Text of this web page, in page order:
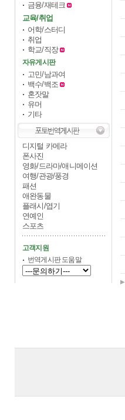
금융/재테크
교육/취업
어학/스터디
취업
학교/직장
자유게시판
고민/남과여
백수/백조
혼잣말
유머
기타
디지털 카메라
폰사진
영화/드라마/애니메이션
여행/관광/풍경
패션
애완동물
플래시/엽기
연예인
스포츠
고객지원
번역게시판 도움말
▶